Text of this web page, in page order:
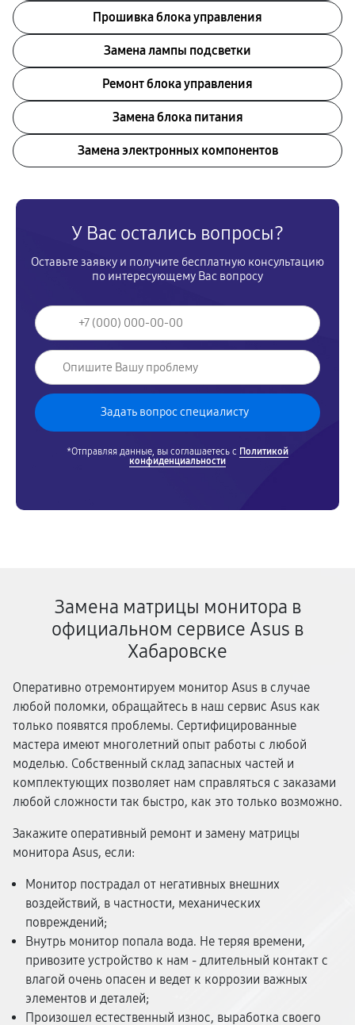
Прошивка блока управления
Замена лампы подсветки
Ремонт блока управления
Замена блока питания
Замена электронных компонентов
У Вас остались вопросы?
Оставьте заявку и получите бесплатную консультацию
по интересующему Вас вопросу
*Отправляя данные, вы соглашаетесь с Политикой
конфиденциальности
Замена матрицы монитора в
официальном сервисе Asus в
Хабаровске
Оперативно отремонтируем монитор Asus в случае
любой поломки, обращайтесь в наш сервис Asus как
только появятся проблемы. Сертифицированные
мастера имеют многолетний опыт работы с любой
моделью. Собственный склад запасных частей и
комплектующих позволяет нам справляться с заказами
любой сложности так быстро, как это только возможно.
Закажите оперативный ремонт и замену матрицы
монитора Asus, если:
Монитор пострадал от негативных внешних
воздействий, в частности, механических
повреждений;
Внутрь монитор попала вода. Не теряя времени,
привозите устройство к нам - длительный контакт с
влагой очень опасен и ведет к коррозии важных
элементов и деталей;
Произошел естественный износ, выработка своего